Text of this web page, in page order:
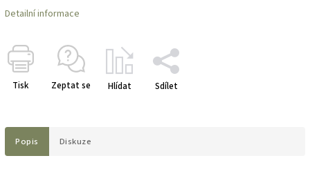
Detailní informace
Tisk Zeptat se Hlídat Sdílet
Popis Diskuze